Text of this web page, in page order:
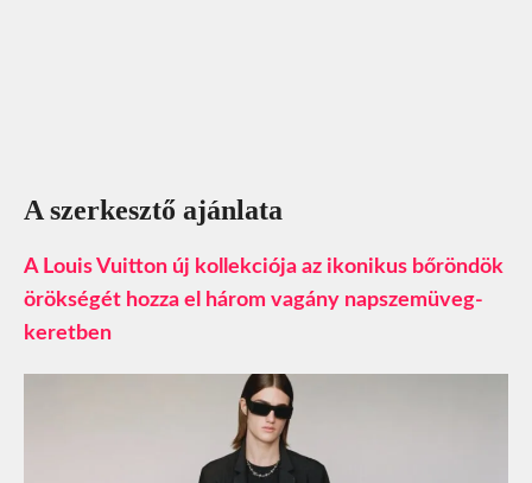
A szerkesztő ajánlata
A Louis Vuitton új kollekciója az ikonikus bőröndök
örökségét hozza el három vagány napszemüveg-
keretben